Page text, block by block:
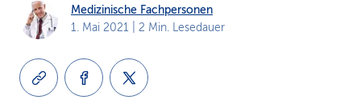
i
Medizinische Fachpersonen
1. Mai 2021 | 2 Min. Lesedauer